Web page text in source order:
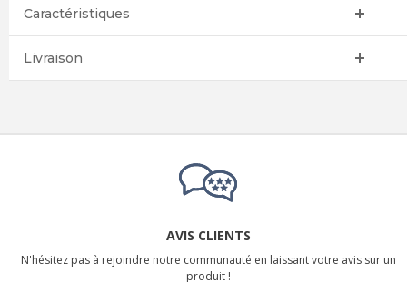
Caractéristiques
Livraison
AVIS CLIENTS
N'hésitez pas à rejoindre notre communauté en laissant votre avis sur un
produit !